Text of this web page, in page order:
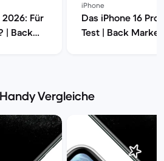
2026: Für
| Back
iPhone
Das iPhone 16 Pro
Test | Back Market
Vergleiche